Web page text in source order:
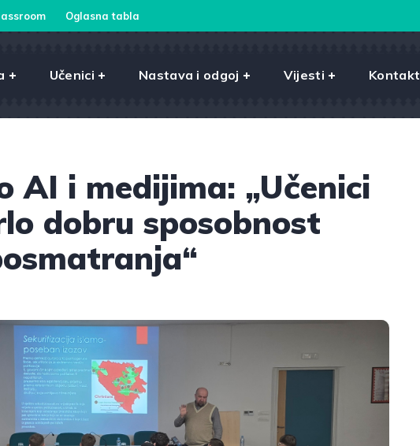
Oglasna tabla
Učenici Nastava i odgoj Vijesti Kontakt
AI i medijima: „Učenici
dobru sposobnost